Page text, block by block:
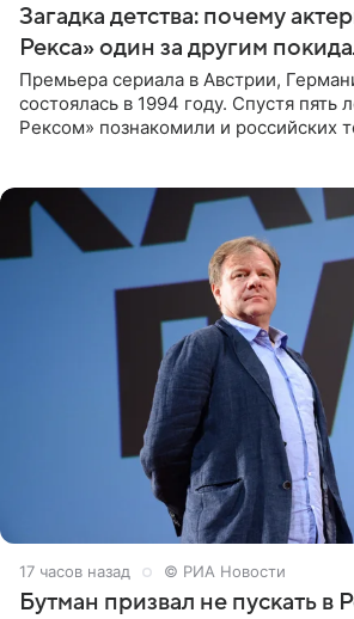
Загадка детства: почему
Рекса» один за другим
Премьера сериала в Австрии,
состоялась в 1994 году. Спустя пять
Рексом» познакомили и российских
17 часов назад © РИА Новости
Бутман призвал не пускать в